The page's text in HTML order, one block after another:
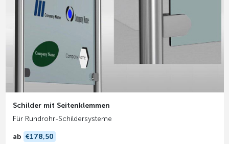
Schilder mit Seitenklemmen
Für Rundrohr-Schildersysteme
ab €178,50